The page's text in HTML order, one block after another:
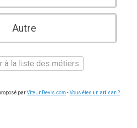
Autre
à la liste des métiers
parViteUnDevis.com -Vous êtes un artisan ?